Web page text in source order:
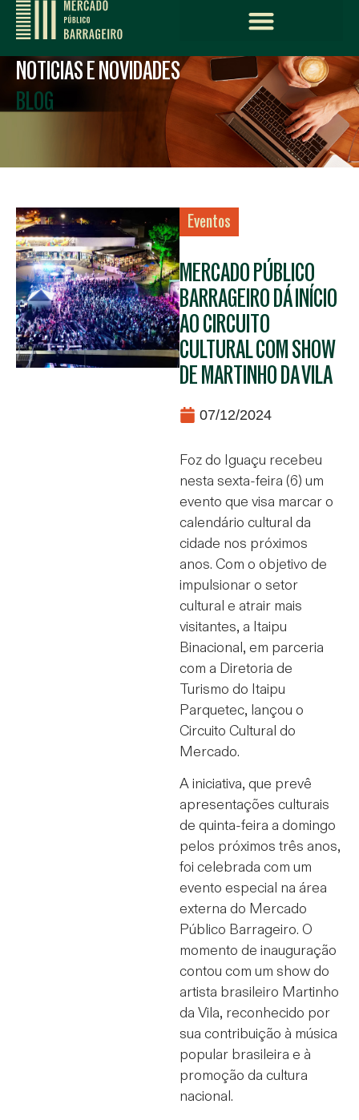
NOTICIAS E NOVIDADES
BLOG
Eventos
MERCADO PÚBLICO
BARRAGEIRO DÁ INÍCIO
AO CIRCUITO
CULTURAL COM SHOW
DE MARTINHO DA VILA
07/12/2024
Foz do Iguaçu recebeu
nesta sexta-feira (6) um
evento que visa marcar o
calendário cultural da
cidade nos próximos
anos. Com o objetivo de
impulsionar o setor
cultural e atrair mais
visitantes, a Itaipu
Binacional, em parceria
com a Diretoria de
Turismo do Itaipu
Parquetec, lançou o
Circuito Cultural do
Mercado.
A iniciativa, que prevê
apresentações culturais
de quinta-feira a domingo
pelos próximos três anos,
foi celebrada com um
evento especial na área
externa do Mercado
Público Barrageiro. O
momento de inauguração
contou com um show do
artista brasileiro Martinho
da Vila, reconhecido por
sua contribuição à música
popular brasileira e à
promoção da cultura
nacional.